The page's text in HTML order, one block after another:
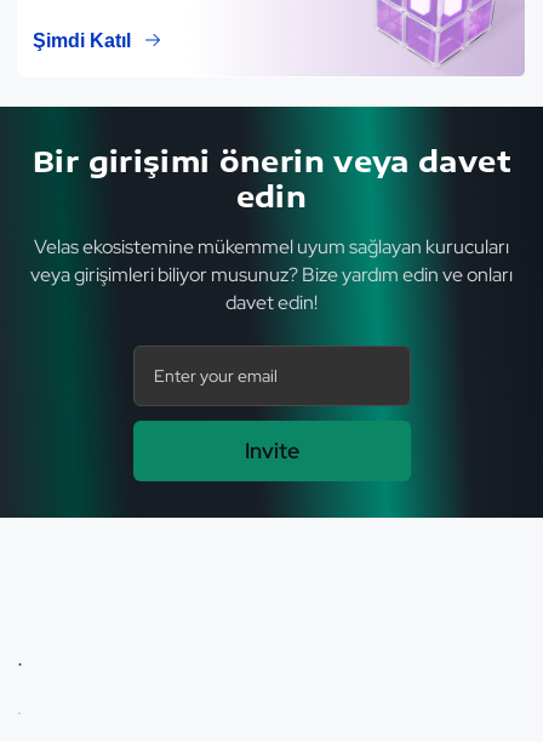
Şimdi Katıl
Bir girişimi önerin veya davet
edin
Velas ekosistemine mükemmel uyum sağlayan kurucuları
veya girişimleri biliyor musunuz? Bize yardım edin ve onları
davet edin!
Invite
.
.